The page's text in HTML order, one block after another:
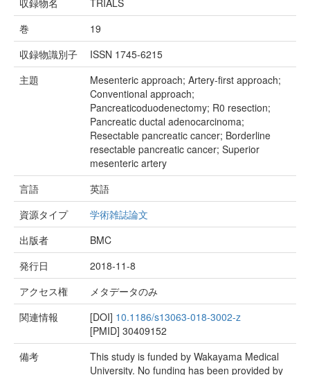
収録物名
TRIALS
巻
19
収録物識別子
ISSN 1745-6215
主題
Mesenteric approach; Artery-first approach;
Conventional approach;
Pancreaticoduodenectomy; R0 resection;
Pancreatic ductal adenocarcinoma;
Resectable pancreatic cancer; Borderline
resectable pancreatic cancer; Superior
mesenteric artery
言語
英語
資源タイプ
学術雑誌論文
出版者
BMC
発行日
2018-11-8
アクセス権
メタデータのみ
関連情報
[DOI] 10.1186/s13063-018-3002-z
[PMID] 30409152
備考
This study is funded by Wakayama Medical
University. No funding has been provided by